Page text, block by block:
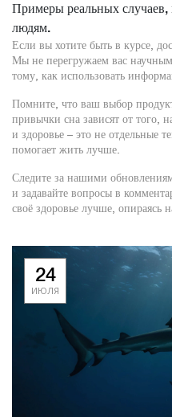
Примеры реальных
людям.
Если вы хотите быть в курсе,
Мы не перегружаем вас
тому, как использовать
Помните, что ваш выбор
привычки сна зависят от того,
и здоровье – это не отдельные
помогает жить лучше.
Следите за нашими
и задавайте вопросы в
своё здоровье лучше, опираясь
24
ИЮЛЯ